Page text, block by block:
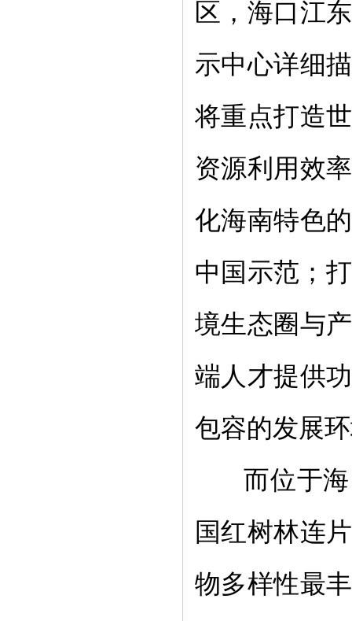
区，海口江
示中心详细
将重点打造
资源利用效
化海南特色
中国示范；
境生态圈与
端人才提供
包容的发展
而位于
国红树林连
物多样性最